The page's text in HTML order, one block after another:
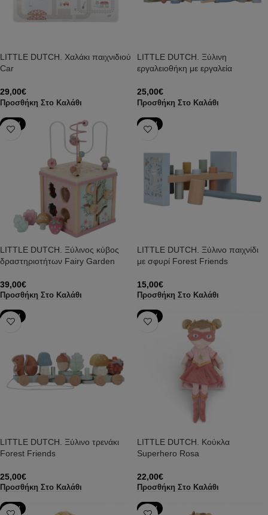
LITTLE DUTCH. Χαλάκι παιχνιδιού
Car
29,00€
Προσθήκη Στο Καλάθι
LITTLE DUTCH. Ξύλινη
εργαλειοθήκη με εργαλεία
25,00€
Προσθήκη Στο Καλάθι
NEW
LITTLE DUTCH. Ξύλινος κύβος
δραστηριοτήτων Fairy Garden
39,00€
Προσθήκη Στο Καλάθι
NEW
LITTLE DUTCH. Ξύλινο παιχνίδι
με σφυρί Forest Friends
15,00€
Προσθήκη Στο Καλάθι
NEW
LITTLE DUTCH. Ξύλινο τρενάκι
Forest Friends
25,00€
Προσθήκη Στο Καλάθι
NEW
LITTLE DUTCH. Κούκλα
Superhero Rosa
22,00€
Προσθήκη Στο Καλάθι
NEW NEW